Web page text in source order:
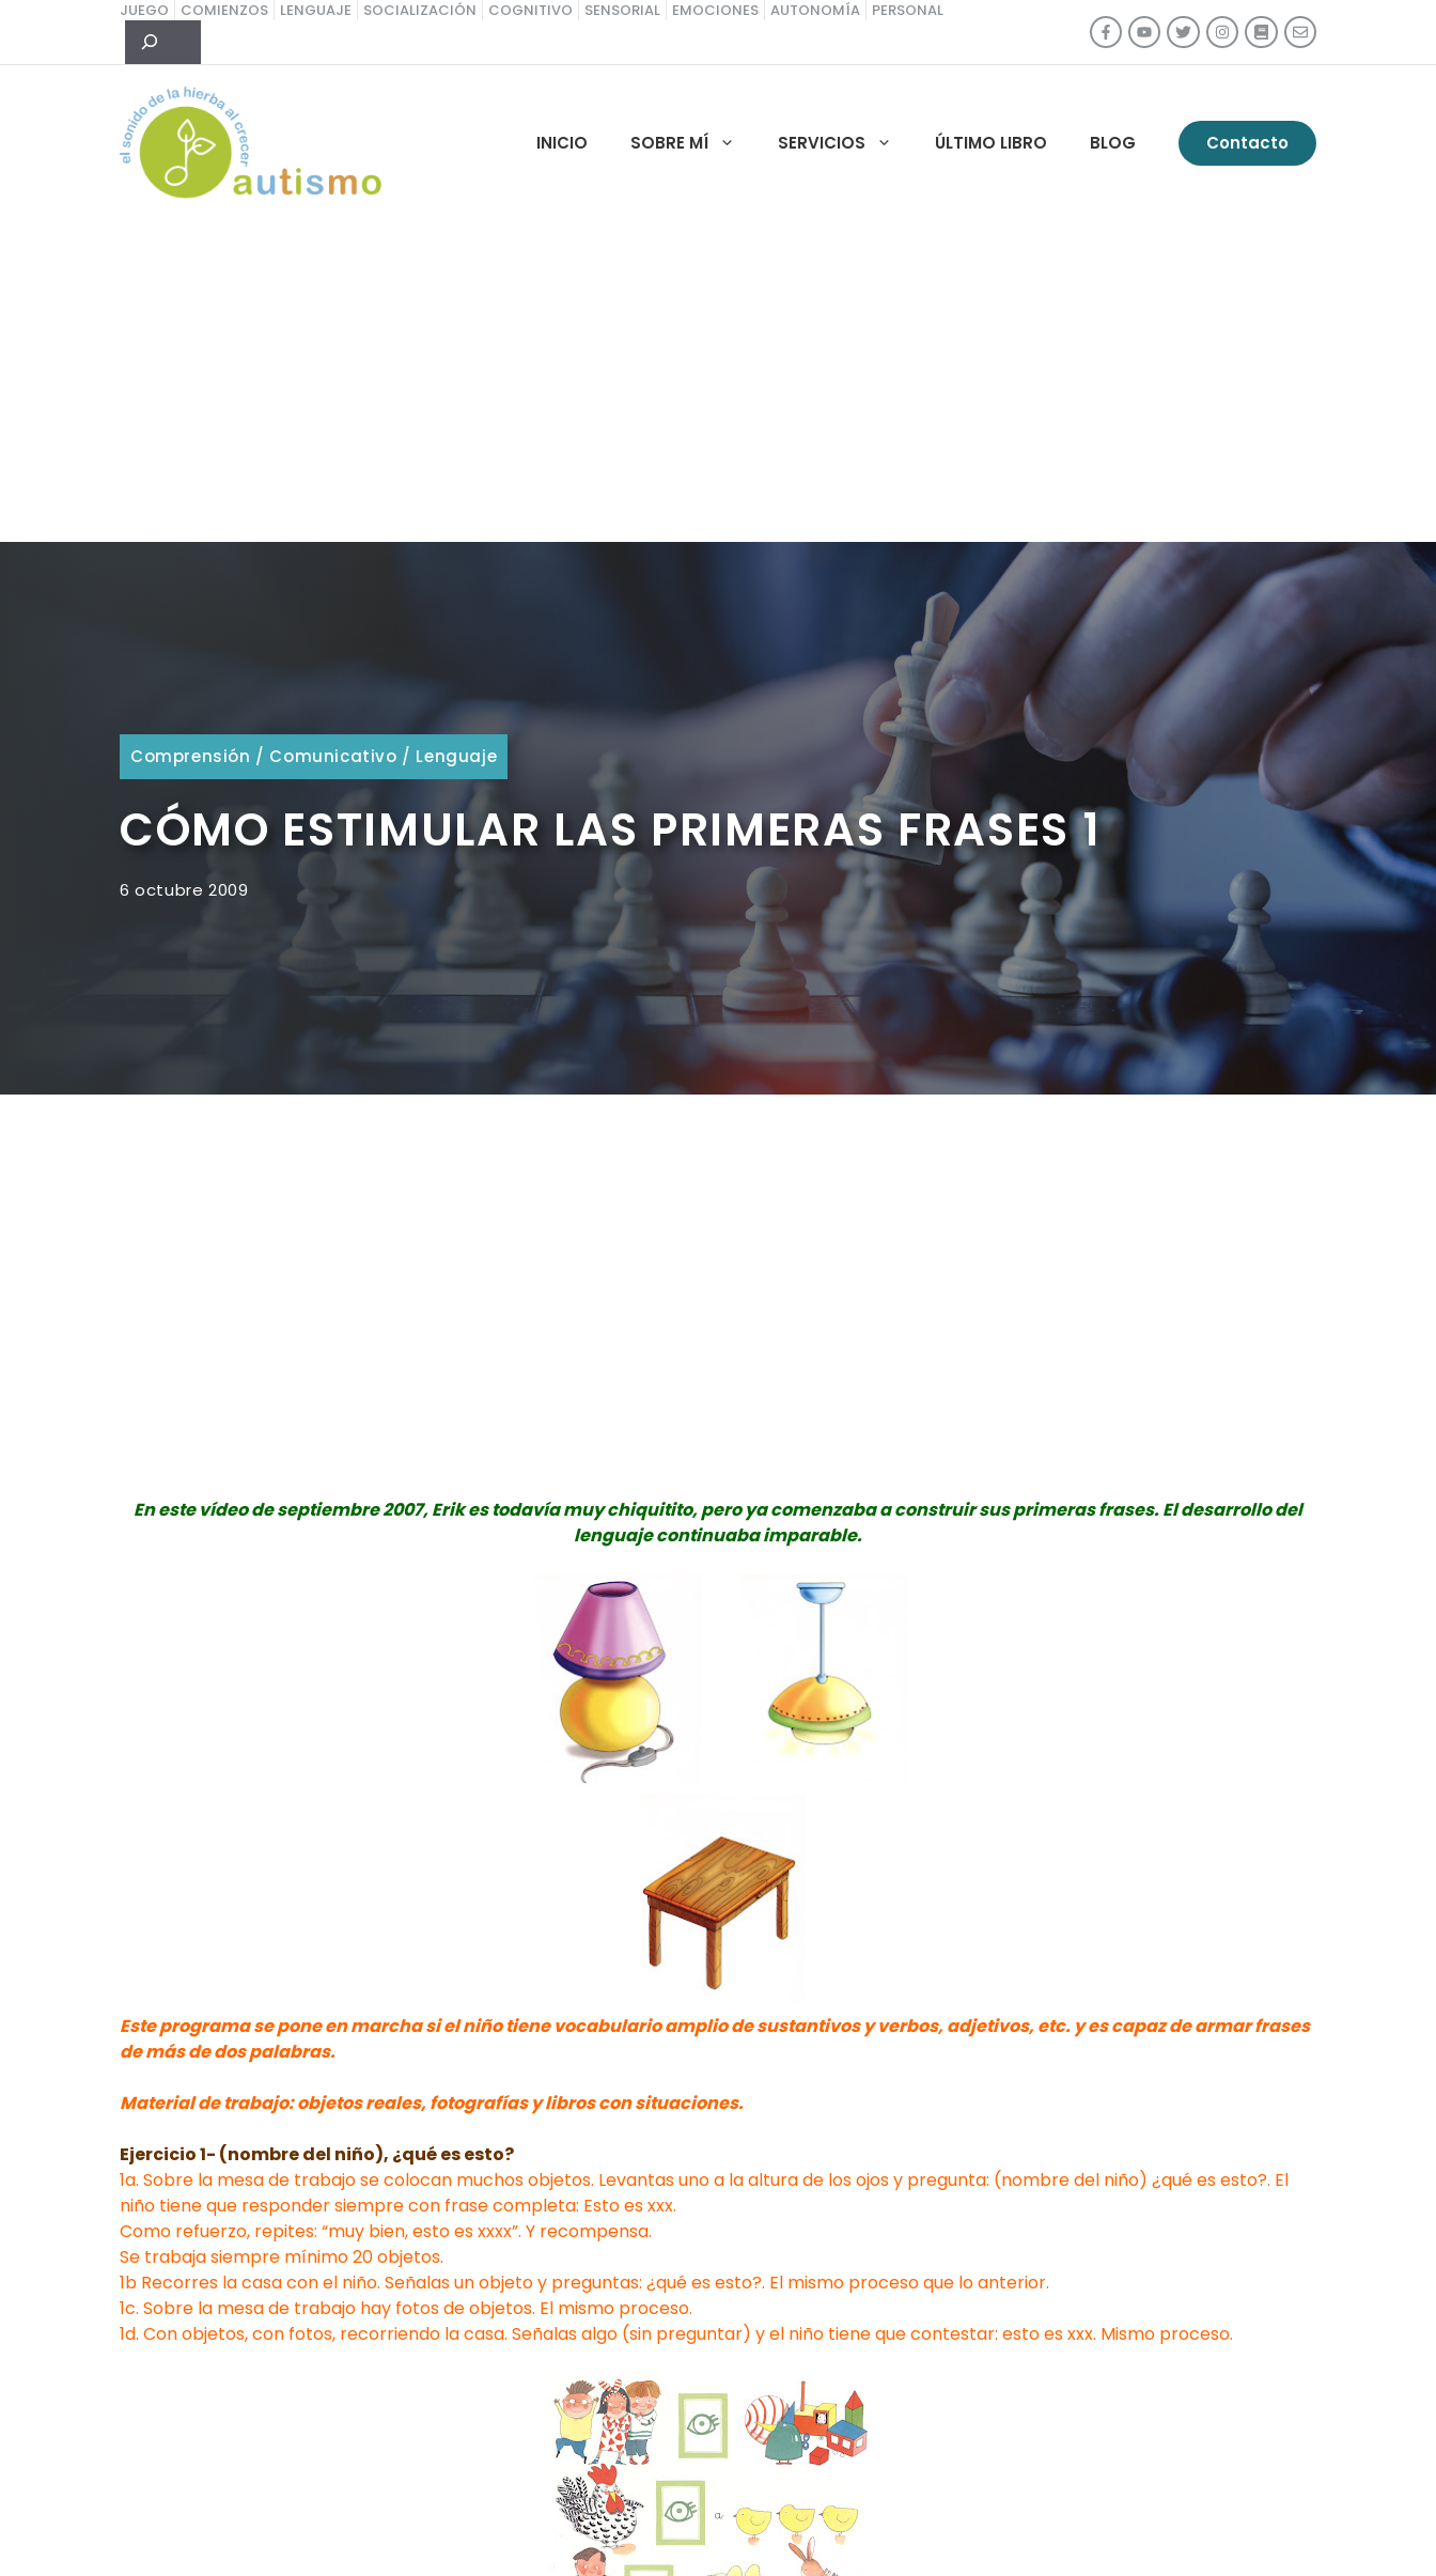
contenido
JUEGO COMIENZOS LENGUAJE SOCIALIZACIÓN COGNITIVO SENSORIAL EMOCIONES AUTONOMÍA PERSONAL
Buscar
INICIO SOBRE MÍ SERVICIOS ÚLTIMO LIBRO BLOG Contacto
Comprensión / Comunicativo / Lenguaje
CÓMO ESTIMULAR LAS PRIMERAS FRASES 1
6 octubre 2009
En este vídeo de septiembre 2007, Erik es todavía muy chiquitito, pero ya comenzaba a construir sus primeras frases. El desarrollo del
lenguaje continuaba imparable.
Este programa se pone en marcha si el niño tiene vocabulario amplio de sustantivos y verbos, adjetivos, etc. y es capaz de armar frases
de más de dos palabras.
Material de trabajo: objetos reales, fotografías y libros con situaciones.
Ejercicio 1- (nombre del niño), ¿qué es esto?
1a. Sobre la mesa de trabajo se colocan muchos objetos. Levantas uno a la altura de los ojos y pregunta: (nombre del niño) ¿qué es esto?. El
niño tiene que responder siempre con frase completa: Esto es xxx.
Como refuerzo, repites: “muy bien, esto es xxxx”. Y recompensa.
Se trabaja siempre mínimo 20 objetos.
1b Recorres la casa con el niño. Señalas un objeto y preguntas: ¿qué es esto?. El mismo proceso que lo anterior.
1c. Sobre la mesa de trabajo hay fotos de objetos. El mismo proceso.
1d. Con objetos, con fotos, recorriendo la casa. Señalas algo (sin preguntar) y el niño tiene que contestar: esto es xxx. Mismo proceso.